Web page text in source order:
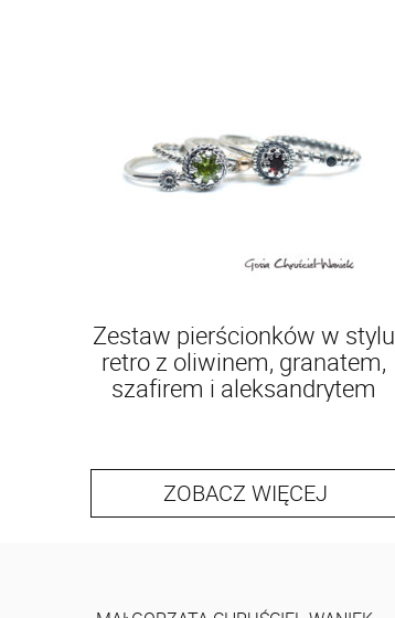
Zestaw pierścionków w stylu
retro z oliwinem, granatem,
szafirem i aleksandrytem
ZOBACZ WIĘCEJ